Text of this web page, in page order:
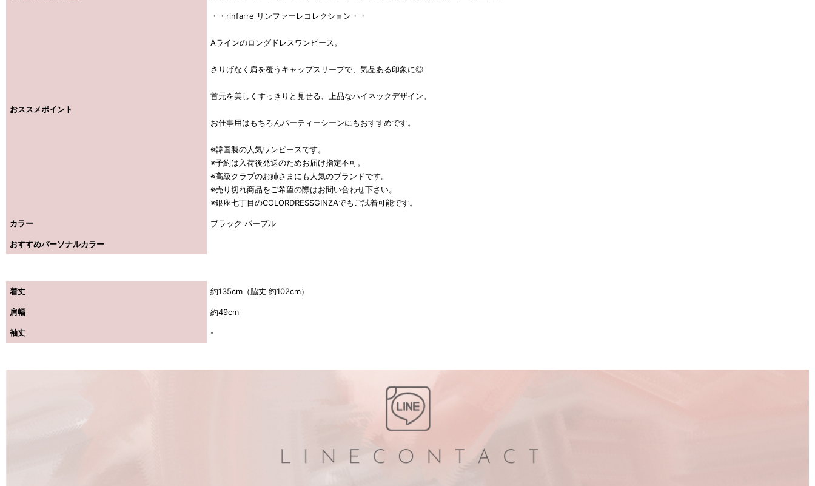
おススメポイント
・・rinfarre リンファーレコレクション・・
Aラインのロングドレスワンピース。
さりげなく肩を覆うキャップスリーブで、気品ある印象に◎
首元を美しくすっきりと見せる、上品なハイネックデザイン。
お仕事用はもちろんパーティーシーンにもおすすめです。
※韓国製の人気ワンピースです。
※予約は入荷後発送のためお届け指定不可。
※高級クラブのお姉さまにも人気のブランドです。
※売り切れ商品をご希望の際はお問い合わせ下さい。
※銀座七丁目のCOLORDRESSGINZAでもご試着可能です。
カラー ブラック パープル
おすすめパーソナルカラー
着丈 約135cm（脇丈 約102cm）
肩幅 約49cm
袖丈 -